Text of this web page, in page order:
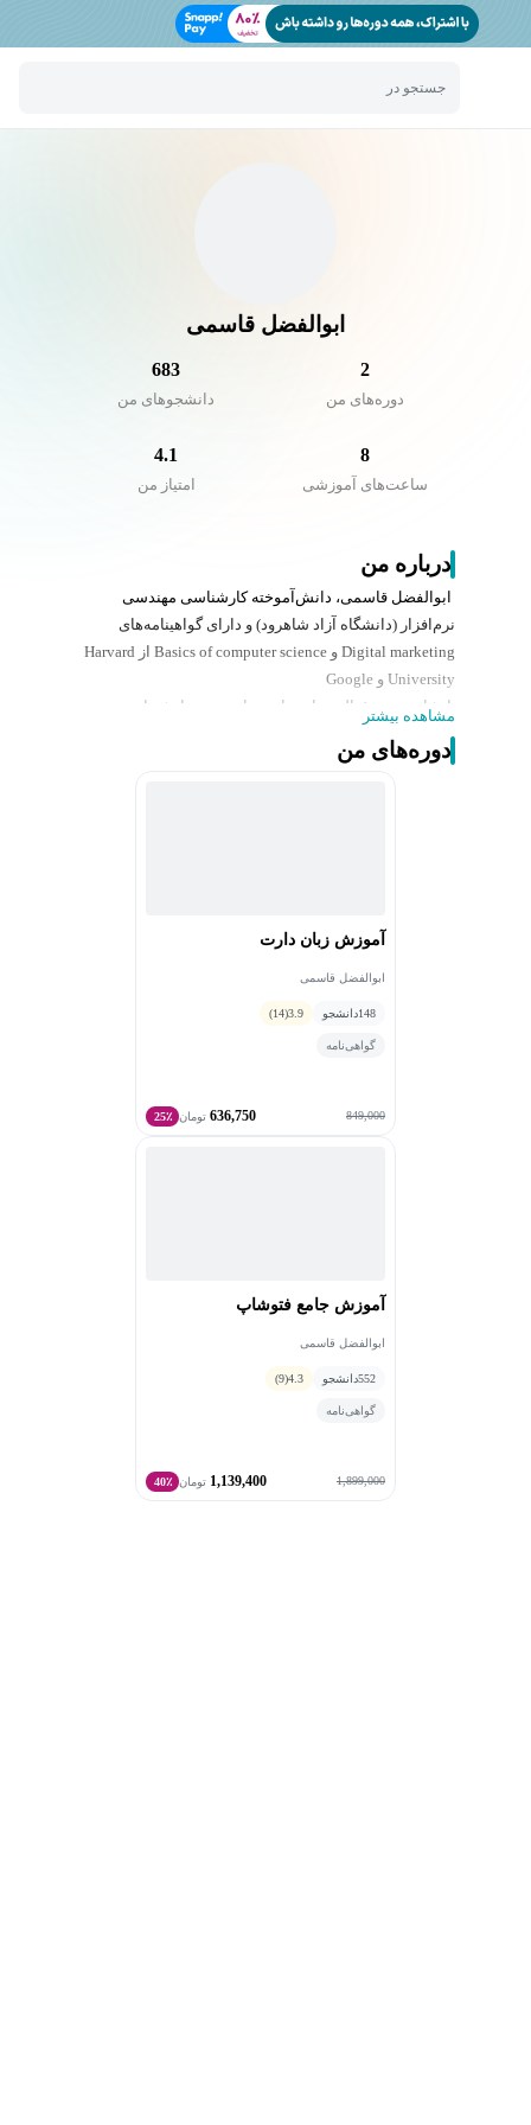
جستجو در
ابوالفضل قاسمی
2
دوره‌های من
683
دانشجو‌های من
8
ساعت‌های آموزشی
4.1
امتیاز من
درباره من
ابوالفضل قاسمی، دانش‌آموخته کارشناسی مهندسی
نرم‌افزار (دانشگاه آزاد شاهرود) و دارای گواهینامه‌های
Digital marketing و Basics of computer science از Harvard
University و Google
ایشان تجربه فعالیت با عنوان برنامه‌نویس ارشد اندروید در
شرکت‌های ایده پردازشگران آفاق البرز و برنامه‌نویس
اندروید شرکت پیش‌گامان مبتکر زمرد شرق را در کارنامه
پارک علم و فناوری دانشگاه صنعتی شریف، ماراتون
برنامه‌نویسی اندروید دانشگاه صنعتی شریف در صندوق
نوآوری و شکوفایی ریاست‌جمهوری اشاره نمود.
مشاهده بیشتر
دوره‌های من
آموزش زبان دارت
ابوالفضل قاسمی
148دانشجو 3.9
(14)
گواهی‌نامه
849,000
636,750 تومان 25٪
آموزش جامع فتوشاپ
ابوالفضل قاسمی
552دانشجو 4.3
(9)
گواهی‌نامه
1,899,000
1,139,400 تومان 40٪